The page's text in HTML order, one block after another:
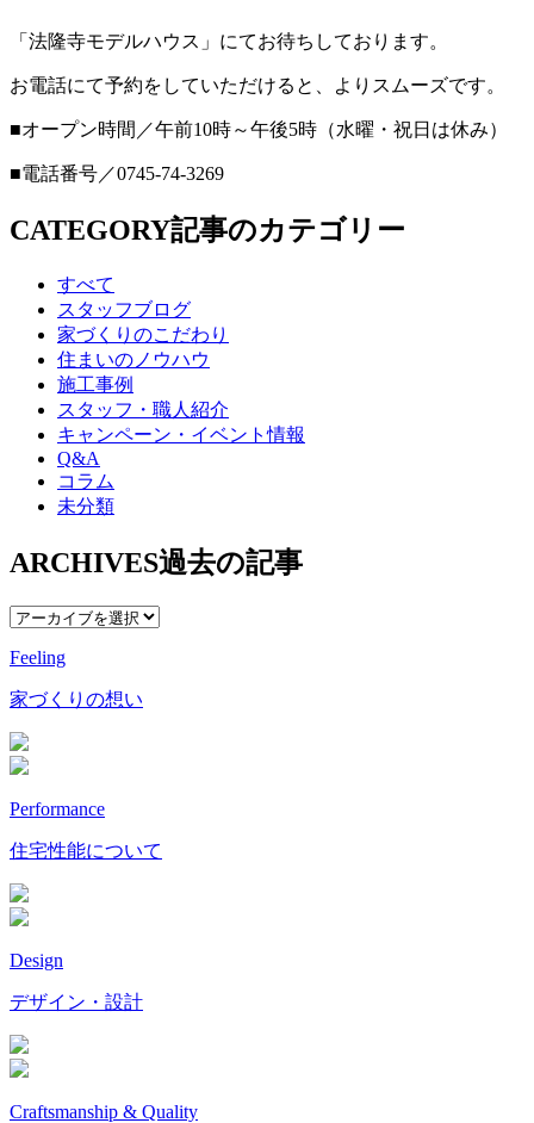
「法隆寺モデルハウス」にてお待ちしております。
お電話にて予約をしていただけると、よりスムーズです。
■オープン時間／午前10時～午後5時（水曜・祝日は休み）
■電話番号／0745-74-3269
CATEGORY記事のカテゴリー
すべて
スタッフブログ
家づくりのこだわり
住まいのノウハウ
施工事例
スタッフ・職人紹介
キャンペーン・イベント情報
Q&A
コラム
未分類
ARCHIVES過去の記事
Feeling
家づくりの想い
Performance
住宅性能について
Design
デザイン・設計
Craftsmanship & Quality